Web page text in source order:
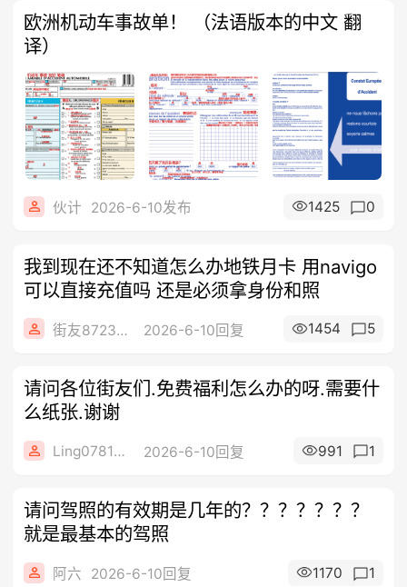
欧洲机动车事故单！ （法语版本的中文 翻
译）
伙计 2026-6-10发布 1425 0
我到现在还不知道怎么办地铁月卡 用navigo
可以直接充值吗 还是必须拿身份和照
街友87232227 2026-6-10回复 1454 5
请问各位街友们.免费福利怎么办的呀.需要什
么纸张.谢谢
Ling0781846666 2026-6-10回复 991 1
请问驾照的有效期是几年的？？？？？？？
就是最基本的驾照
阿六 2026-6-10回复 1170 1